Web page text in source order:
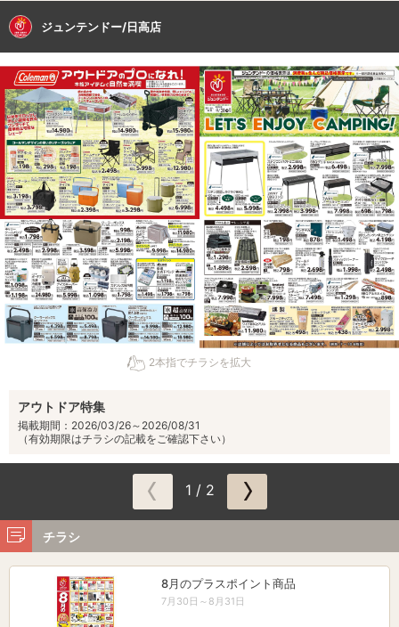
ジュンテンドー/日高店
2本指でチラシを拡大
アウトドア特集
掲載期間：2026/03/26～2026/08/31
（有効期限はチラシの記載をご確認下さい）
1 / 2
チラシ
8月のプラスポイント商品
7月30日～8月31日